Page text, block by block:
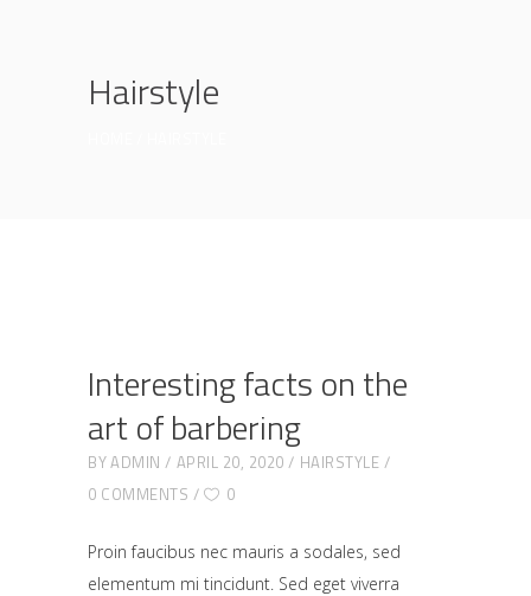
Hairstyle
Interesting facts on the
art of barbering
BYADMIN APRIL 20, 2020
HAIRSTYLE
0 COMMENTS
0
Proin faucibus nec mauris a sodales, sed
elementum mi tincidunt. Sed eget viverra